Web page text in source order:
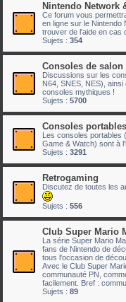
Nintendo Network
Ce forum vous
en ligne sur le Nintendo
trouver de l'aide en cas
Sujets : 354
Consoles de salon
Discussions sur les
N64, SNES, NES),
consoles mythiques !
Sujets : 5700
Consoles
Les consoles portables
Game & Watch) sont à
Sujets : 3291
Retrogaming
Discutez de toutes les
Sujets : 556
Club Super Mario
La série Super Mario
fans de Nintendo de
tous l'occasion de
Avec le Club Super
communauté PN,
facilement. Bref :
Sujets : 89